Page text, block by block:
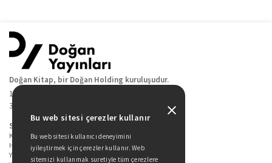
Doğan Kitap, bir Doğan Holding kuruluşudur.
19 Mayıs Cad. Golden Plaza No:1 Kat:10
34360 / Şişli / İstanbul
Sitede Yer Alan Sayfalar
Kitaplarımız
Hakkımızda
Yazarlarımız
Bu web sitesi çerezler kullanır
Bu web sitesi kullanıcı deneyimini
iyileştirmek için çerezler kullanır. Web
sitemizi kullanmak suretiyle tüm çerezlere